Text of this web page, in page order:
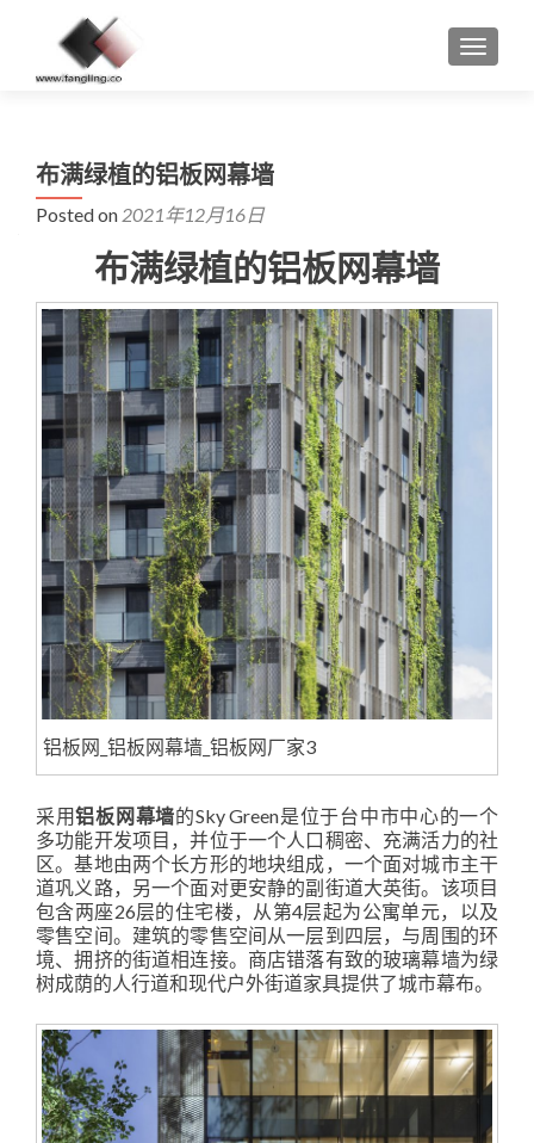
MENU
布满绿植的铝板网幕墙
Posted on 2021年12月16日
布满绿植的铝板网幕墙
铝板网_铝板网幕墙_铝板网厂家3
采用铝板网幕墙的Sky Green是位于台中市中心的一个
多功能开发项目，并位于一个人口稠密、充满活力的社
区。基地由两个长方形的地块组成，一个面对城市主干
道巩义路，另一个面对更安静的副街道大英街。该项目
包含两座26层的住宅楼，从第4层起为公寓单元，以及
零售空间。建筑的零售空间从一层到四层，与周围的环
境、拥挤的街道相连接。商店错落有致的玻璃幕墙为绿
树成荫的人行道和现代户外街道家具提供了城市幕布。